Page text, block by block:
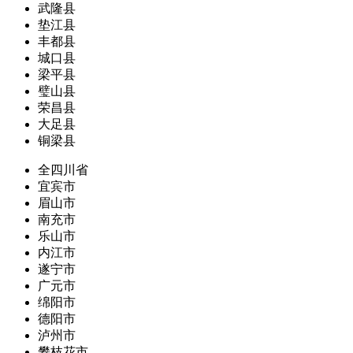
武隆县
垫江县
丰都县
城口县
梁平县
璧山县
荣昌县
大足县
铜梁县
全四川省
宜宾市
眉山市
南充市
乐山市
内江市
遂宁市
广元市
绵阳市
德阳市
泸州市